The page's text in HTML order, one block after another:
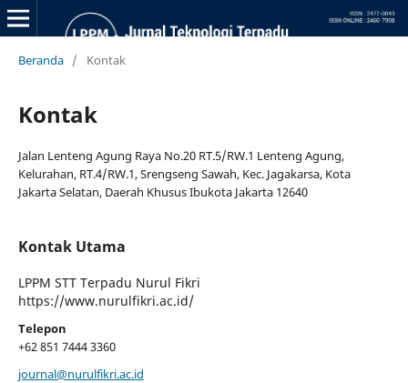
Beranda / Kontak
Kontak
Jalan Lenteng Agung Raya No.20 RT.5/RW.1 Lenteng Agung,
Kelurahan, RT.4/RW.1, Srengseng Sawah, Kec. Jagakarsa, Kota
Jakarta Selatan, Daerah Khusus Ibukota Jakarta 12640
Kontak Utama
LPPM STT Terpadu Nurul Fikri
https://www.nurulfikri.ac.id/
Telepon
+62 851 7444 3360
journal@nurulfikri.ac.id